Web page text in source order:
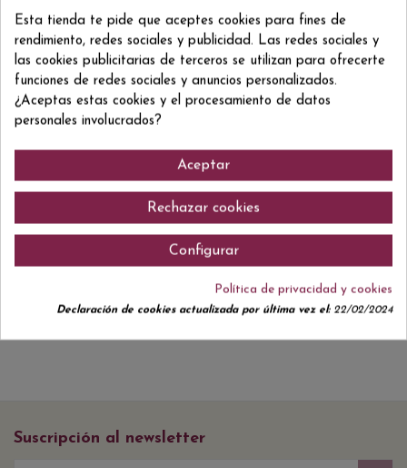
Reviews
100% Tempranillo
Comentarios (0)
No hay reseñas de clientes en este momento.
Suscripción al newsletter
Esta tienda te pide que aceptes cookies para fines de
rendimiento, redes sociales y publicidad. Las redes sociales y
las cookies publicitarias de terceros se utilizan para ofrecerte
funciones de redes sociales y anuncios personalizados.
¿Aceptas estas cookies y el procesamiento de datos
personales involucrados?
Aceptar
Rechazar cookies
Configurar
Política de privacidad y cookies
Declaración de cookies actualizada por última vez el:22/02/2024